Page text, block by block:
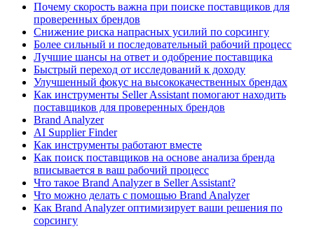
Почему скорость важна при поиске поставщиков для
проверенных брендов
Снижение риска напрасных усилий по сорсингу
Более сильный и последовательный рабочий процесс
Лучшие шансы на ответ и одобрение поставщика
Быстрый переход от исследований к доходу
Улучшенный фокус на высококачественных брендах
Как инструменты Seller Assistant помогают находить
поставщиков для проверенных брендов
Brand Analyzer
AI Supplier Finder
Как инструменты работают вместе
Как поиск поставщиков на основе анализа бренда
вписывается в ваш рабочий процесс
Что такое Brand Analyzer в Seller Assistant?
Что можно делать с помощью Brand Analyzer
Как Brand Analyzer оптимизирует ваши решения по
сорсингу